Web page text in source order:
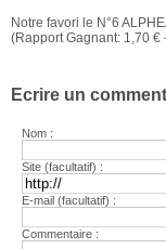
Notre favori le N°6
(Rapport Gagnant: 1,70 €
Ecrire un
Nom :
Site (facultatif) :
E-mail (facultatif) :
Commentaire :